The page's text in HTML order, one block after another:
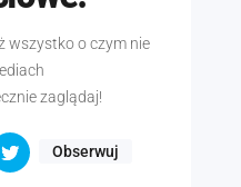
wszystko o czym nie
zaglądaj!
Obserwuj